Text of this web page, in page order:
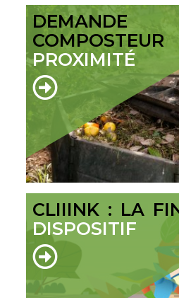
DEMANDE
PROXIMITÉ
CLIIINK : LA
DISPOSITIF